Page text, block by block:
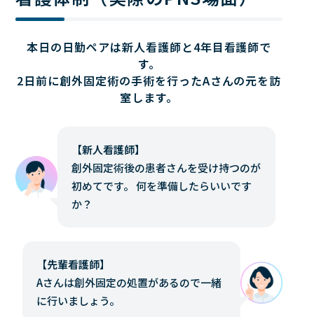
本日の日勤ペアは新人看護師と4年目看護師で
す。
2日前に創外固定術の手術を行ったAさんの元を訪
室します。
【新人看護師】
創外固定術後の患者さんを受け持つのが
初めてです。 何を準備したらいいです
か？
【先輩看護師】
Aさんは創外固定の処置があるので一緒
に行いましょう。